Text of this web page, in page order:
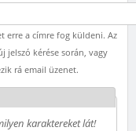
erre a címre fog küldeni. Az
jelszó kérése során, vagy
rá email üzenet.
karaktereket lát!